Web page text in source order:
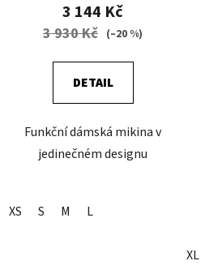
3 144 Kč
3 930 Kč (–20 %)
DETAIL
Funkční dámská mikina v
jedinečném designu
XS S M L
XL